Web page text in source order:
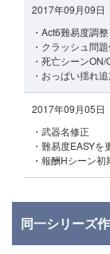
2017年09月09日
・Act6難易度調整
・クラッシュ問
・死亡シーンON/
・おっぱい揺れ
2017年09月05日
・武器名修正
・難易度EASYを
・報酬Hシーン
同一シリーズ